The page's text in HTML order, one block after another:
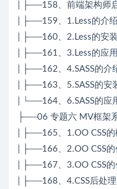
| ├──158、前端架构师
| ├──159、1.Less的介
| ├──160、2.Less的安
| ├──161、3.Less的应
| ├──162、4.SASS的介
| ├──163、5.SASS的安
| └──164、6.SASS的应
├──06 专题六 MV框架
| ├──165、1.OO CSS
| ├──166、2.OO CSS
| ├──167、3.OO CSS
| ├──168、4.CSS后处